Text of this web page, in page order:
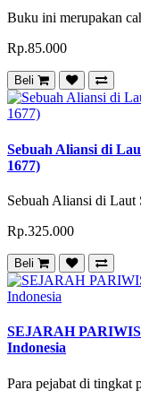
Buku ini merupakan
Rp.85.000
Beli
Sebuah Aliansi di
1677)
Sebuah Aliansi di Laut
Rp.325.000
Beli
SEJARAH
Indonesia
Para pejabat di tingkat